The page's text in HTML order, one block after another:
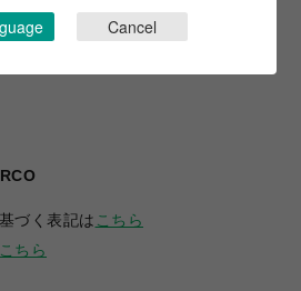
づく表記は こちら
こちら
Cancel